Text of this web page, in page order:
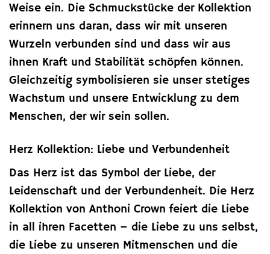
Weise ein. Die Schmuckstücke der Kollektion
erinnern uns daran, dass wir mit unseren
Wurzeln verbunden sind und dass wir aus
ihnen Kraft und Stabilität schöpfen können.
Gleichzeitig symbolisieren sie unser stetiges
Wachstum und unsere Entwicklung zu dem
Menschen, der wir sein sollen.
Herz Kollektion: Liebe und Verbundenheit
Das Herz ist das Symbol der Liebe, der
Leidenschaft und der Verbundenheit. Die Herz
Kollektion von Anthoni Crown feiert die Liebe
in all ihren Facetten – die Liebe zu uns selbst,
die Liebe zu unseren Mitmenschen und die